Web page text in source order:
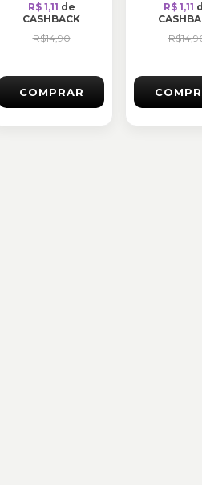
R$ 1,11 de
CASHBACK
R$14,90
COMPRAR
R$ 1,11